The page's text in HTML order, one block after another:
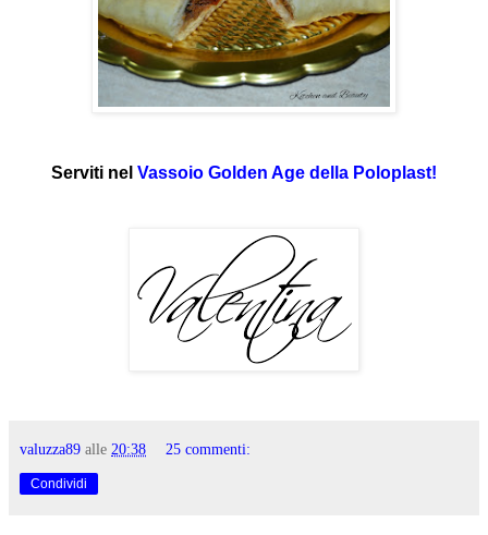
Serviti nel Vassoio Golden Age della Poloplast!
valuzza89 alle 20:38 25 commenti:
Condividi